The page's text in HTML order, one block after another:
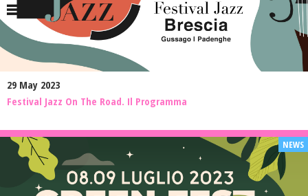
29 May 2023
Festival Jazz On The Road. Il Programma